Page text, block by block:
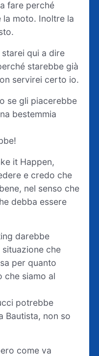
fare perché
la moto. Inoltre la
qui a dire
starebbe già
servirei certo io.
se gli piacerebbe
bestemmia
it Happen,
e credo che
nel senso che
debba essere
darebbe
che
per quanto
che siamo al
potrebbe
Bautista, non so
come va